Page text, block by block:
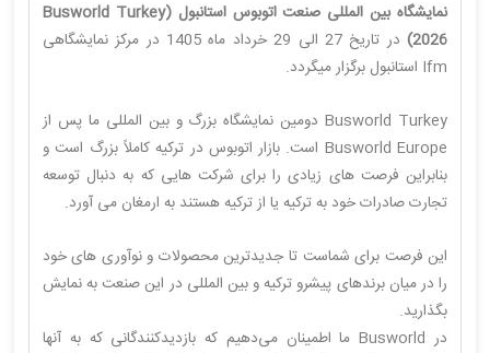
نمایشگاه بین المللی صنعت اتوبوس استانبول (Busworld Turkey
2026)
در تاریخ 27 الی 29 خرداد ماه 1405 در مرکز نمایشگاهی
Ifm استانبول برگزار میگردد.
Busworld Turkey دومین نمایشگاه بزرگ و بین المللی ما پس از
Busworld Europe است. بازار اتوبوس در ترکیه کاملاً بزرگ است و
بنابراین فرصت های زیادی را برای شرکت هایی که به دنبال توسعه
تجارت صادرات خود به ترکیه یا از ترکیه هستند به ارمغان می آورد.
این فرصت برای شماست تا جدیدترین محصولات و نوآوری های خود
را در میان برندهای پیشرو ترکیه و بین المللی در این صنعت به نمایش
بگذارید.
در Busworld ما اطمینان می‌دهیم که بازدیدکنندگانی که به آنها